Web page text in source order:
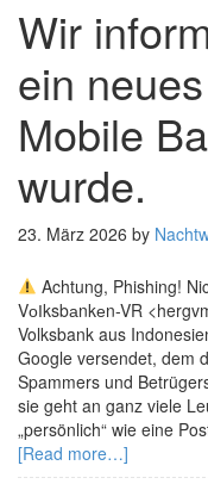
Wir
ein
Mobile
wurde.
23. März 2026 by
Achtung, Phishing!
VоІksbаnkеn-VR
Volksbank aus
Google versendet, dem
Spammers und
sie geht an ganz viele
„persönlich“ wie eine
[Read more…]